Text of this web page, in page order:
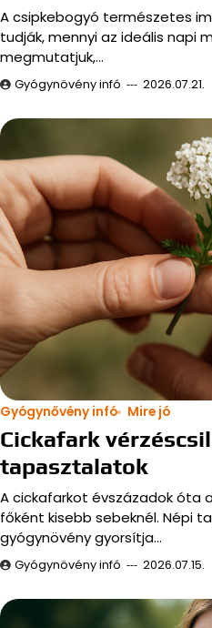
A csipkebogyó természetes
tudják, mennyi az ideális napi
megmutatjuk,…
Gyógynövény infó 2026.07.21.
Gyógynővény infó Mire jó
Cickafark
tapasztalatok
A cickafarkot évszázadok óta
főként kisebb sebeknél. Népi
gyógynövény gyorsítja…
Gyógynövény infó 2026.07.15.